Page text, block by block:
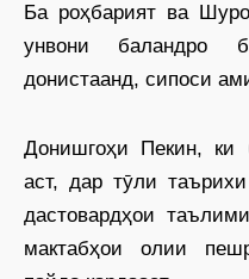
Ба роҳбарият ва
унвони баландро
донистаанд, сипоси
Донишгоҳи Пекин,
аст, дар тӯли
дастовардҳои
мактабҳои олии